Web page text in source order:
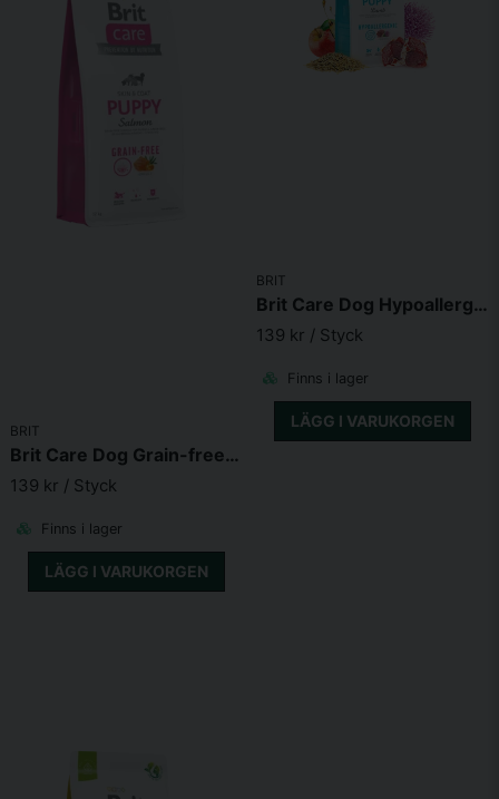
BRIT
Brit Care Dog Grain-free Puppy
139 kr / Styck
Finns i lager
LÄGG I VARUKORGEN
BRIT
Brit Care Dog Hypoallergenic Puppy
139 kr / Styck
Finns i lager
LÄGG I VARUKORGEN